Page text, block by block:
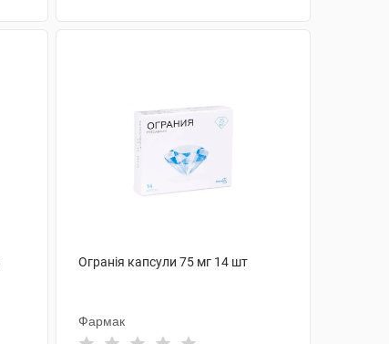
Огранія капсули 75 мг 14 шт
Фармак